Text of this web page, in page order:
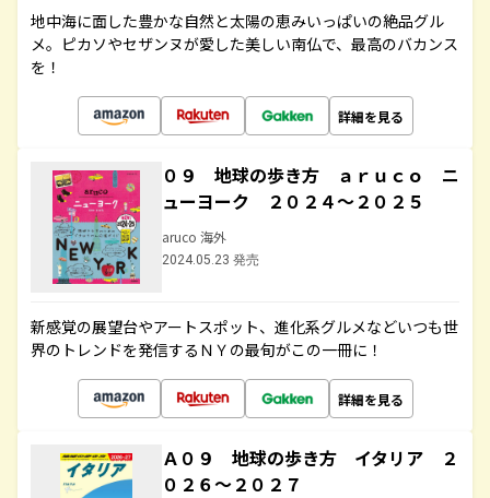
地中海に面した豊かな自然と太陽の恵みいっぱいの絶品グル
メ。ピカソやセザンヌが愛した美しい南仏で、最高のバカンス
を！
詳細を見る
０９ 地球の歩き方 ａｒｕｃｏ ニ
ューヨーク ２０２４～２０２５
aruco 海外
2024.05.23 発売
新感覚の展望台やアートスポット、進化系グルメなどいつも世
界のトレンドを発信するＮＹの最旬がこの一冊に！
詳細を見る
Ａ０９ 地球の歩き方 イタリア ２
０２６～２０２７